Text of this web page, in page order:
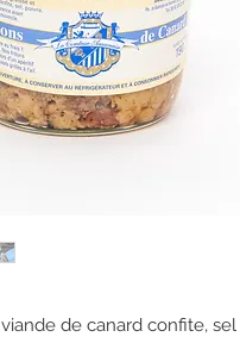
de canard confite,